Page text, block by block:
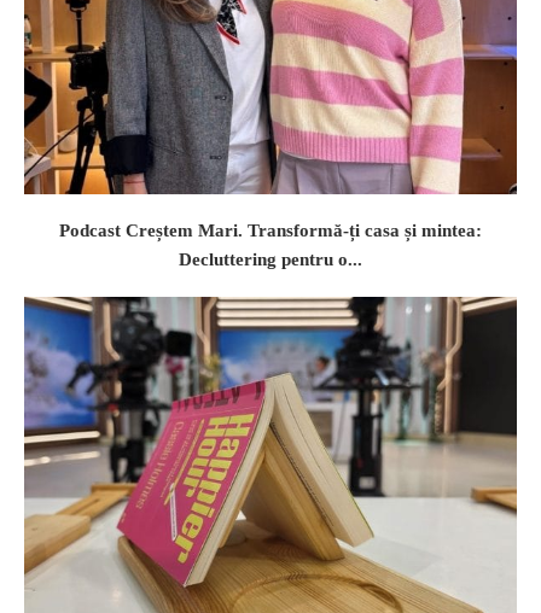
Podcast Creștem Mari. Transformă-ți casa și mintea:
Decluttering pentru o...